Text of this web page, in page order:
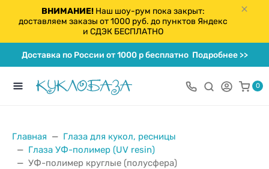
ВНИМАНИЕ!Наш шоу-рум пока закрыт:
доставляем заказы от 1000 руб. до пунктов Яндекс
и СДЭК БЕСПЛАТНО
Доставка по России от 1000 р бесплатноПодробнее >>
0
Главная
Глаза для кукол, ресницы
Глаза УФ-полимер (UV resin)
УФ-полимер круглые (полусфера)